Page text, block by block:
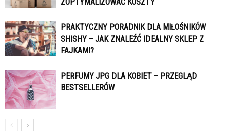
PRAKTYCZNY PORADNIK DLA MIŁOŚNIKÓW
SHISHY – JAK ZNALEŹĆ IDEALNY SKLEP Z
FAJKAMI?
PERFUMY JPG DLA KOBIET – PRZEGLĄD
BESTSELLERÓW